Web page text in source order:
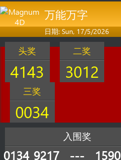
万能万字
日期: Sun, 17/5/2026
头奖
4143
二奖
3012
三奖
0034
入围奖
0134 9217 --- 1590